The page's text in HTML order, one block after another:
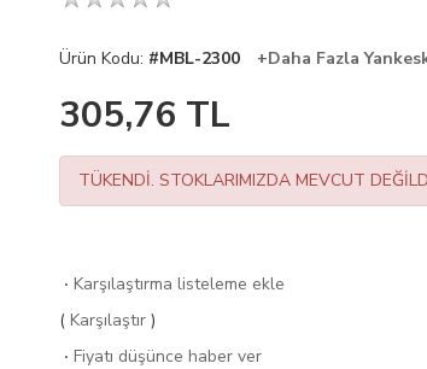
Ürün Kodu: #MBL-2300 +Daha Fazla
305,76 TL
TÜKENDİ. STOKLARIMIZDA MEVCUT
·Karşılaştırma listeleme ekle
(Karşılaştır )
·Fiyatı düşünce haber ver